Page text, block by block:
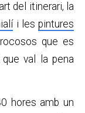
del itinerari, la
i lespintures
que es
val la pena
hores amb un